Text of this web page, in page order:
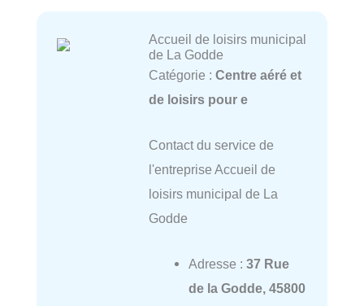
Accueil de loisirs municipal
de La Godde
Catégorie : Centre aéré et
de loisirs pour e
Contact du service de
l'entreprise Accueil de
loisirs municipal de La
Godde
Adresse : 37 Rue
de la Godde, 45800